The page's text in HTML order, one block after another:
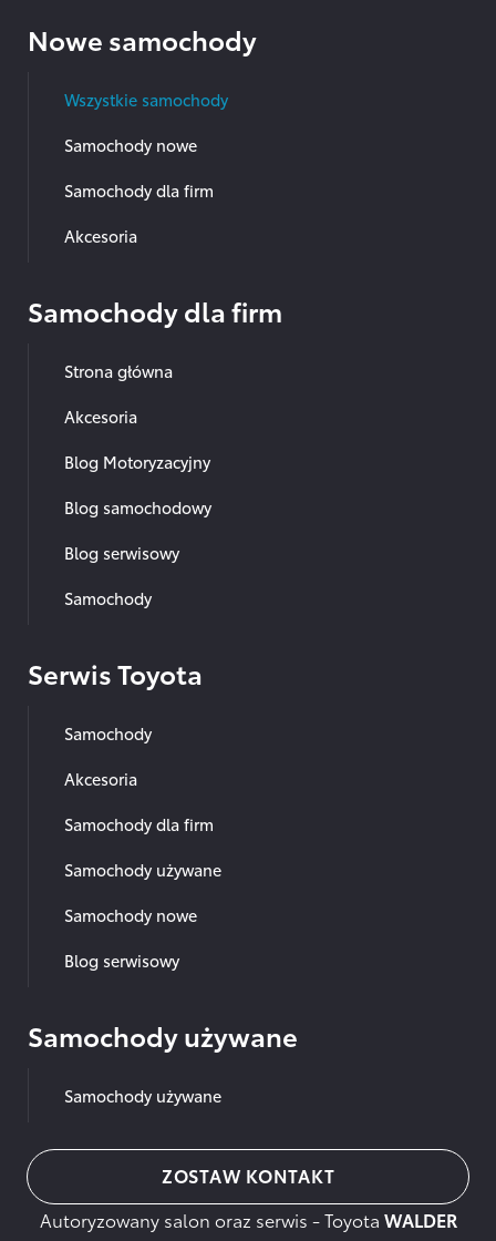
Nowe samochody
Wszystkie samochody
Samochody nowe
Samochody dla firm
Akcesoria
Samochody dla firm
Strona główna
Akcesoria
Blog Motoryzacyjny
Blog samochodowy
Blog serwisowy
Samochody
Serwis Toyota
Samochody
Akcesoria
Samochody dla firm
Samochody używane
Samochody nowe
Blog serwisowy
Samochody używane
Samochody używane
ZOSTAW KONTAKT
Autoryzowany salon oraz serwis - Toyota WALDER